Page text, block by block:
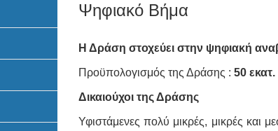
Ψηφιακό Βήμα
Η Δράση στοχεύει στην ψηφιακή
Προϋπολογισμός της Δράσης : 50
Δικαιούχοι της Δράσης
Υφιστάμενες πολύ μικρές, μικρές και